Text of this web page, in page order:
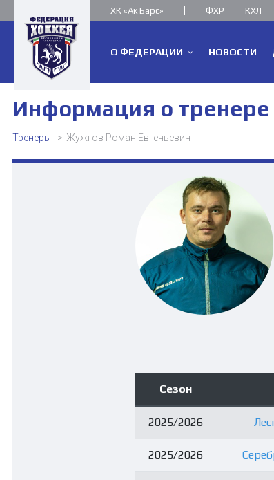
ХК «Ак Барс» ФХР КХЛ
О ФЕДЕРАЦИИ НОВОСТИ
Информация о тренере
Тренеры Жужгов Роман Евгеньевич
Сезон
2025/2026
2025/2026